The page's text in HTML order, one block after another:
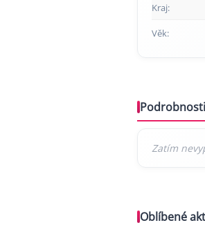
Kraj:
Věk:
Podrobnosti
Oblíbené